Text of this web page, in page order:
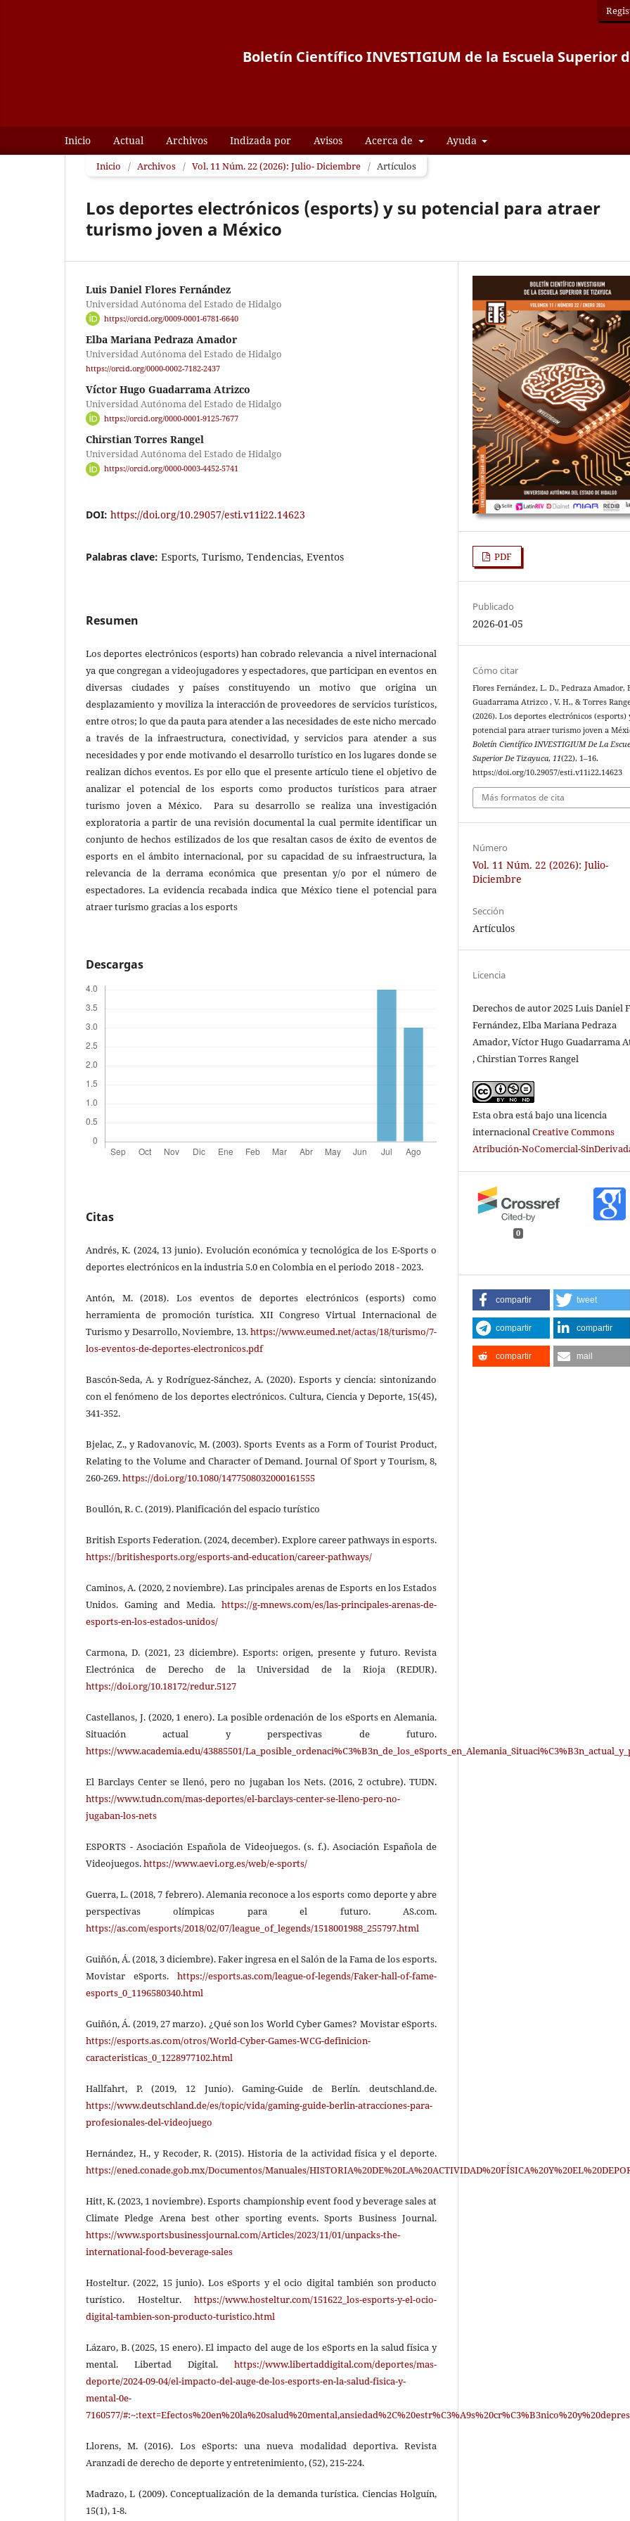
Boletín Científico INVESTIGIUM de la Escuela Superior
Inicio Actual Archivos Indizada por Avisos Acerca de Ayuda
Inicio / Archivos / Vol. 11 Núm. 22 (2026): Julio- Diciembre / Artículos
Los deportes electrónicos (esports) y su potencial para atraer
turismo joven a México
Luis Daniel Flores Fernández
Universidad Autónoma del Estado de Hidalgo
https://orcid.org/0009-0001-6781-6640
Elba Mariana Pedraza Amador
Universidad Autónoma del Estado de Hidalgo
https://orcid.org/0000-0002-7182-2437
Víctor Hugo Guadarrama Atrizco
Universidad Autónoma del Estado de Hidalgo
https://orcid.org/0000-0001-9125-7677
Chirstian Torres Rangel
Universidad Autónoma del Estado de Hidalgo
https://orcid.org/0000-0003-4452-5741
DOI: https://doi.org/10.29057/esti.v11i22.14623
Palabras clave: Esports, Turismo, Tendencias, Eventos
Resumen
Los deportes electrónicos (esports) han cobrado relevancia a nivel internacional
ya que congregan a videojugadores y espectadores, que participan en eventos en
diversas ciudades y países constituyendo un motivo que origina un
desplazamiento y moviliza la interacción de proveedores de servicios turísticos,
entre otros; lo que da pauta para atender a las necesidades de este nicho mercado
a través de la infraestructura, conectividad, y servicios para atender a sus
necesidades y por ende motivando el desarrollo turístico en los lugares donde se
realizan dichos eventos. Es por ello que el presente artículo tiene el objetivo de
analizar el potencial de los esports como productos turísticos para atraer
turismo joven a México. Para su desarrollo se realiza una investigación
exploratoria a partir de una revisión documental la cual permite identificar un
conjunto de hechos estilizados de los que resaltan casos de éxito de eventos de
esports en el ámbito internacional, por su capacidad de su infraestructura, la
relevancia de la derrama económica que presentan y/o por el número de
espectadores. La evidencia recabada indica que México tiene el potencial para
atraer turismo gracias a los esports
Descargas
Citas
Andrés, K. (2024, 13 junio). Evolución económica y tecnológica de los E-Sports o
deportes electrónicos en la industria 5.0 en Colombia en el periodo 2018 - 2023.
Antón, M. (2018). Los eventos de deportes electrónicos (esports) como
herramienta de promoción turística. XII Congreso Virtual Internacional de
Turismo y Desarrollo, Noviembre, 13.https://www.eumed.net/actas/18/turismo/7-
los-eventos-de-deportes-electronicos.pdf
Bascón-Seda, A. y Rodríguez-Sánchez, A. (2020). Esports y ciencia: sintonizando
con el fenómeno de los deportes electrónicos. Cultura, Ciencia y Deporte, 15(45),
341-352.
Bjelac, Z., y Radovanovic, M. (2003). Sports Events as a Form of Tourist Product,
Relating to the Volume and Character of Demand. Journal Of Sport y Tourism, 8,
260-269.https://doi.org/10.1080/1477508032000161555
Boullón, R. C. (2019). Planificación del espacio turístico
British Esports Federation. (2024, december). Explore career pathways in esports.
https://britishesports.org/esports-and-education/career-pathways/
Caminos, A. (2020, 2 noviembre). Las principales arenas de Esports en los Estados
Unidos. Gaming and Media. https://g-mnews.com/es/las-principales-arenas-de-
esports-en-los-estados-unidos/
Carmona, D. (2021, 23 diciembre). Esports: origen, presente y futuro. Revista
Electrónica de Derecho de la Universidad de la Rioja (REDUR).
https://doi.org/10.18172/redur.5127
Castellanos, J. (2020, 1 enero). La posible ordenación de los eSports en Alemania.
Situación actual y perspectivas de futuro.
https://www.academia.edu/43885501/
El Barclays Center se llenó, pero no jugaban los Nets. (2016, 2 octubre). TUDN.
https://www.tudn.com/mas-deportes/el-barclays-center-se-lleno-pero-no-
jugaban-los-nets
ESPORTS - Asociación Española de Videojuegos. (s. f.). Asociación Española de
Videojuegos.https://www.aevi.org.es/web/e-sports/
Guerra, L. (2018, 7 febrero). Alemania reconoce a los esports como deporte y abre
perspectivas olímpicas para el futuro. AS.com.
https://as.com/esports/2018/02/07/league_of_legends/1518001988_255797.html
Guiñón, Á. (2018, 3 diciembre). Faker ingresa en el Salón de la Fama de los esports.
Movistar eSports. https://esports.as.com/league-of-legends/Faker-hall-of-fame-
esports_0_1196580340.html
Guiñón, Á. (2019, 27 marzo). ¿Qué son los World Cyber Games? Movistar eSports.
https://esports.as.com/otros/World-Cyber-Games-WCG-definicion-
caracteristicas_0_1228977102.html
Hallfahrt, P. (2019, 12 Junio). Gaming-Guide de Berlín. deutschland.de.
https://www.deutschland.de/es/topic/vida/gaming-guide-berlin-atracciones-para-
profesionales-del-videojuego
Hernández, H., y Recoder, R. (2015). Historia de la actividad física y el deporte.
https://ened.conade.gob.mx/Documentos/Manuales/
Hitt, K. (2023, 1 noviembre). Esports championship event food y beverage sales at
Climate Pledge Arena best other sporting events. Sports Business Journal.
https://www.sportsbusinessjournal.com/Articles/2023/11/01/unpacks-the-
international-food-beverage-sales
Hosteltur. (2022, 15 junio). Los eSports y el ocio digital también son producto
turístico. Hosteltur. https://www.hosteltur.com/151622_los-esports-y-el-ocio-
digital-tambien-son-producto-turistico.html
Lázaro, B. (2025, 15 enero). El impacto del auge de los eSports en la salud física y
mental. Libertad Digital. https://www.libertaddigital.com/deportes/mas-
deporte/2024-09-04/el-impacto-del-auge-de-los-esports-en-la-salud-fisica-y-
mental-0e-
7160577/
Llorens, M. (2016). Los eSports: una nueva modalidad deportiva. Revista
Aranzadi de derecho de deporte y entretenimiento, (52), 215-224.
Madrazo, L (2009). Conceptualización de la demanda turística. Ciencias Holguín,
15(1), 1-8.
PDF
Publicado
2026-01-05
Cómo citar
Flores Fernández, L. D., Pedraza Amador,
Guadarrama Atrizco , V. H., & Torres
(2026). Los deportes electrónicos (esports)
potencial para atraer turismo joven a
Boletín Científico INVESTIGIUM De La
Superior De Tizayuca,11(22), 1–16.
https://doi.org/10.29057/esti.v11i22.14623
Más formatos de cita
Número
Vol. 11 Núm. 22 (2026): Julio-
Diciembre
Sección
Artículos
Licencia
Derechos de autor 2025 Luis Daniel
Fernández, Elba Mariana Pedraza
Amador, Víctor Hugo Guadarrama
, Chirstian Torres Rangel
Esta obra está bajo una licencia
internacionalCreative Commons
Atribución-NoComercial-
0
compartir tweet
compartir compartir
compartir mail